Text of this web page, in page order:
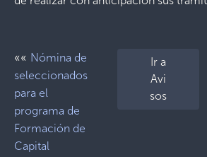
«« Nómina de
seleccionados
para el
programa de
Formación de
Capital
Ir a
Avi
sos